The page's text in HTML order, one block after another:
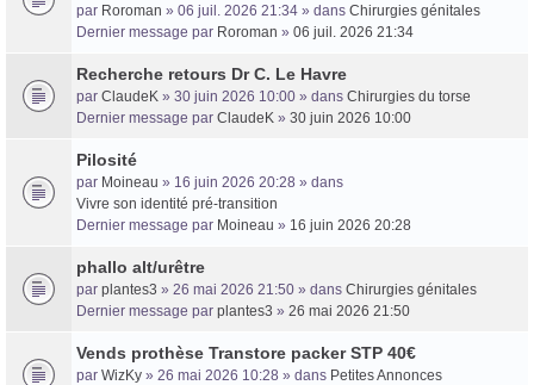
par Roroman » 06 juil. 2026 21:34 » dans Chirurgies génitales
Dernier message par Roroman » 06 juil. 2026 21:34
Recherche retours Dr C. Le Havre
par ClaudeK » 30 juin 2026 10:00 » dans Chirurgies du torse
Dernier message par ClaudeK » 30 juin 2026 10:00
Pilosité
par Moineau » 16 juin 2026 20:28 » dans
Vivre son identité pré-transition
Dernier message par Moineau » 16 juin 2026 20:28
phallo alt/urêtre
par plantes3 » 26 mai 2026 21:50 » dans Chirurgies génitales
Dernier message par plantes3 » 26 mai 2026 21:50
Vends prothèse Transtore packer STP 40€
par WizKy » 26 mai 2026 10:28 » dans Petites Annonces